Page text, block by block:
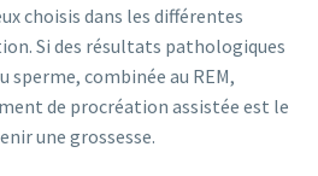
choisis dans les différentes
Si des résultats pathologiques
sperme, combinée au REM,
de procréation assistée est le
une grossesse.